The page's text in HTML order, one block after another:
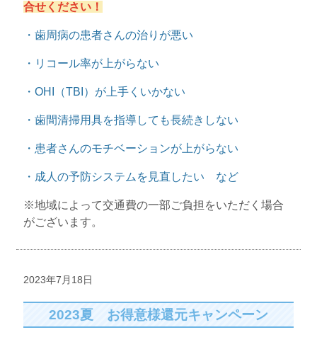
合せください！
・歯周病の患者さんの治りが悪い
・リコール率が上がらない
・OHI（TBI）が上手くいかない
・歯間清掃用具を指導しても長続きしない
・患者さんのモチベーションが上がらない
・成人の予防システムを見直したい など
※地域によって交通費の一部ご負担をいただく場合
がございます。
2023年7月18日
2023夏 お得意様還元キャンペーン